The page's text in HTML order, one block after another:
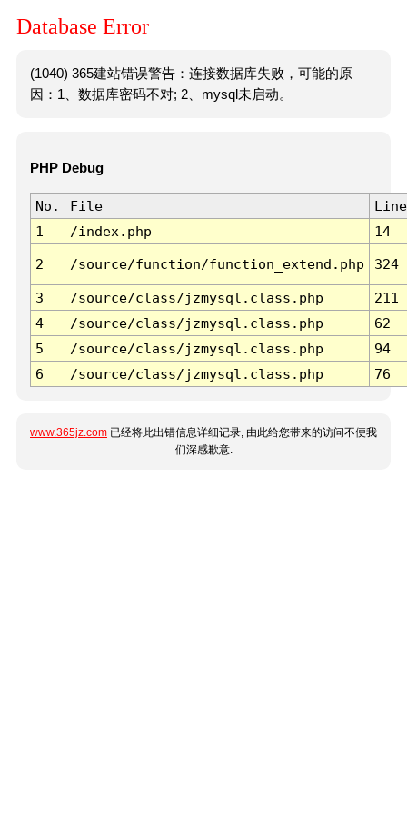
Database Error
(1040) 365建站错误警告：连接数据库失败，可能的原
因：1、数据库密码不对; 2、mysql未启动。
PHP Debug
No. File
Line
1
/index.php 14
2 /source/function/function_extend.php 324
3 /source/class/jzmysql.class.php
211
4
/source/class/jzmysql.class.php
62
5
/source/class/jzmysql.class.php
94
6
/source/class/jzmysql.class.php 76
www.365jz.com 已经将此出错信息详细记录, 由此给您带来的访问不便我
们深感歉意.